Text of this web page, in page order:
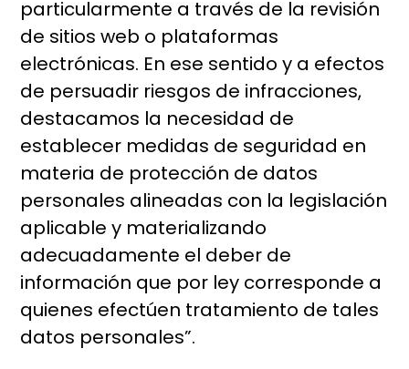
particularmente a través de la revisión
de sitios web o plataformas
electrónicas. En ese sentido y a efectos
de persuadir riesgos de infracciones,
destacamos la necesidad de
establecer medidas de seguridad en
materia de protección de datos
personales alineadas con la legislación
aplicable y materializando
adecuadamente el deber de
información que por ley corresponde a
quienes efectúen tratamiento de tales
datos personales”.